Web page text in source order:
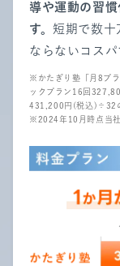
導や運動の習
す。 短期で数十
ならないコスパ
※かたぎり塾「月8プ
ックプラン16回
431,200円(税込)÷32
※2024年10月時点当